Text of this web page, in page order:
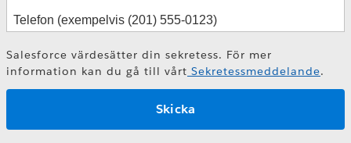
Salesforce värdesätter din sekretess. För mer
information kan du gå till vårt Sekretessmeddelande.